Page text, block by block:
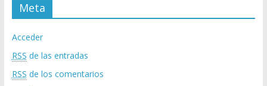
Meta
Acceder
RSS de las entradas
RSS de los comentarios